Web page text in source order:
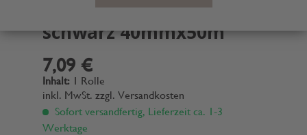
Band Organza
schwarz 40mmx50m
7,09 €
Inhalt: 1 Rolle
inkl. MwSt. zzgl. Versandkosten
Sofort versandfertig, Lieferzeit ca. 1-3
Werktage